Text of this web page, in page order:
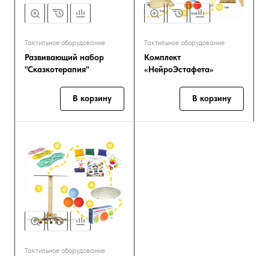
Тактильное оборудование
Развивающий набор
"Сказкотерапия"
В корзину
Тактильное оборудование
Комплект
«НейроЭстафета»
В корзину
Тактильное оборудование